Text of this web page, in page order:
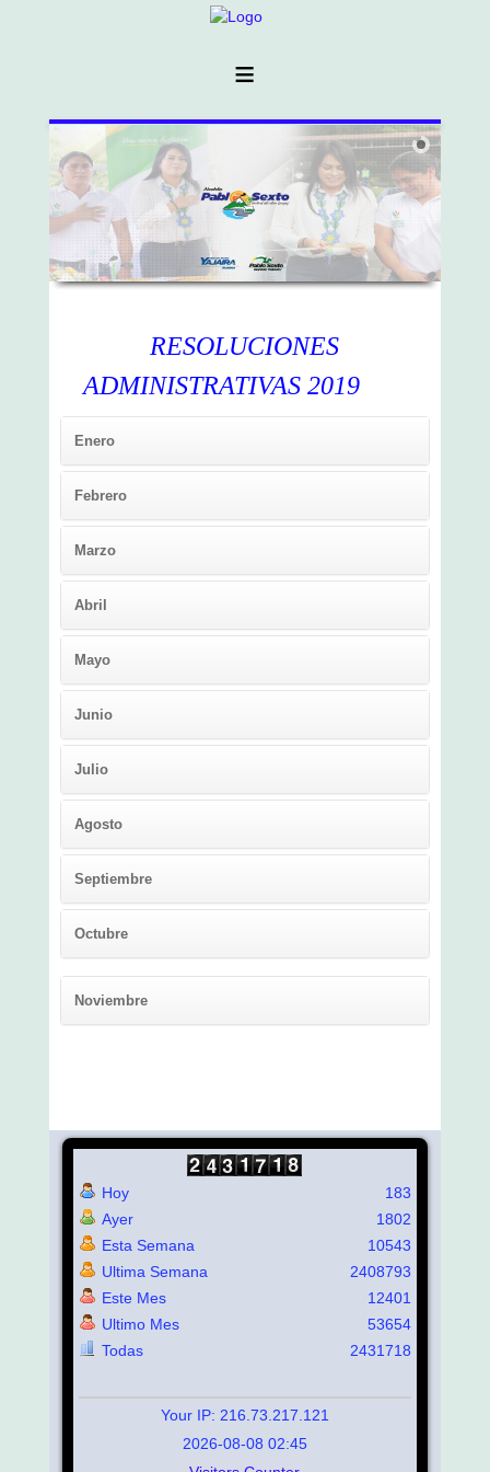
≡
RESOLUCIONES
ADMINISTRATIVAS 2019
Enero
Febrero
Marzo
Abril
Mayo
Junio
Julio
Agosto
Septiembre
Octubre
Noviembre
Hoy
Ayer
Esta Semana
Ultima Semana
Este Mes
Ultimo Mes
Todas
183
1802
10543
2408793
12401
53654
2431718
Your IP: 216.73.217.121
2026-08-08 02:45